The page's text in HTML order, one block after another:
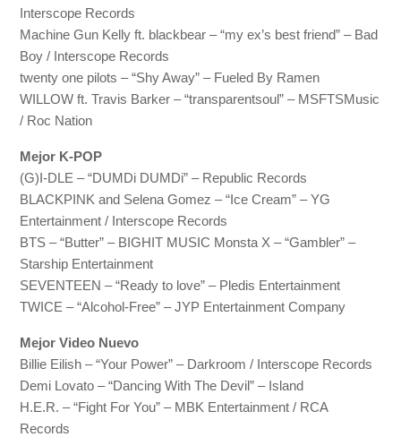
Interscope Records
Machine Gun Kelly ft. blackbear – “my ex’s best friend” – Bad
Boy / Interscope Records
twenty one pilots – “Shy Away” – Fueled By Ramen
WILLOW ft. Travis Barker – “transparentsoul” – MSFTSMusic
/ Roc Nation
Mejor K-POP
(G)I-DLE – “DUMDi DUMDi” – Republic Records
BLACKPINK and Selena Gomez – “Ice Cream” – YG
Entertainment / Interscope Records
BTS – “Butter” – BIGHIT MUSIC Monsta X – “Gambler” –
Starship Entertainment
SEVENTEEN – “Ready to love” – Pledis Entertainment
TWICE – “Alcohol-Free” – JYP Entertainment Company
Mejor Video Nuevo
Billie Eilish – “Your Power” – Darkroom / Interscope Records
Demi Lovato – “Dancing With The Devil” – Island
H.E.R. – “Fight For You” – MBK Entertainment / RCA
Records